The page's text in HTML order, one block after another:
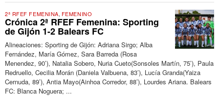
2ª RFEF FEMENINA, FEMENINO
Crónica 2ª RFEF Femenina: Sporting
de Gijón 1-2 Balears FC
Alineaciones: Sporting de Gijón: Adriana Sirgo; Alba
Fernández, María Gómez, Sara Barreda (Rosa
Menendez, 90’), Natalia Sobero, Nuria Cueto(Sonsoles Martín, 75’), Paula
Redruello, Cecilia Morán (Daniela Valbuena, 83’), Lucía Granda(Yaiza
Cernuda, 89’), Antia Mayo(Ainhoa Corredor, 88’), Lourdes Ariana. Balears
FC: Blanca Noguera; ...